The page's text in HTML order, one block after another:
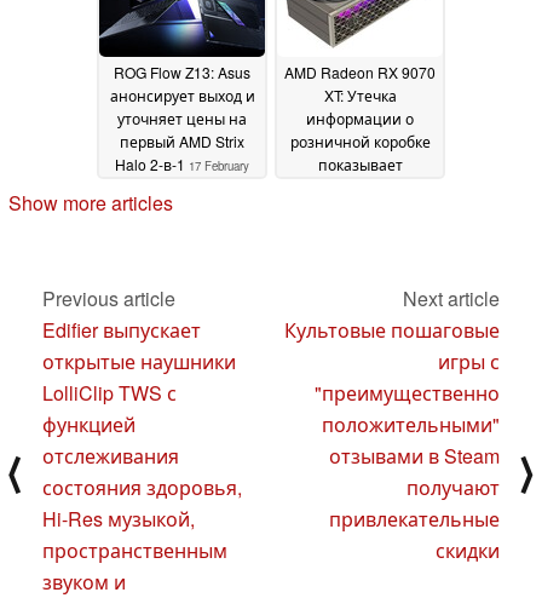
ROG Flow Z13: Asus
анонсирует выход и
уточняет цены на
первый AMD Strix
Halo 2-в-1 17 February
AMD Radeon RX 9070
XT: Утечка
информации о
розничной коробке
показывает
Show more articles
⟨
Previous article
Edifier выпускает
открытые наушники
LolliClip TWS с
функцией
отслеживания
состояния здоровья,
Hi-Res музыкой,
пространственным
звуком и
Next article
Культовые пошаговые
игры с
"преимущественно
положительными"
отзывами в Steam
получают
привлекательные
скидки
⟩